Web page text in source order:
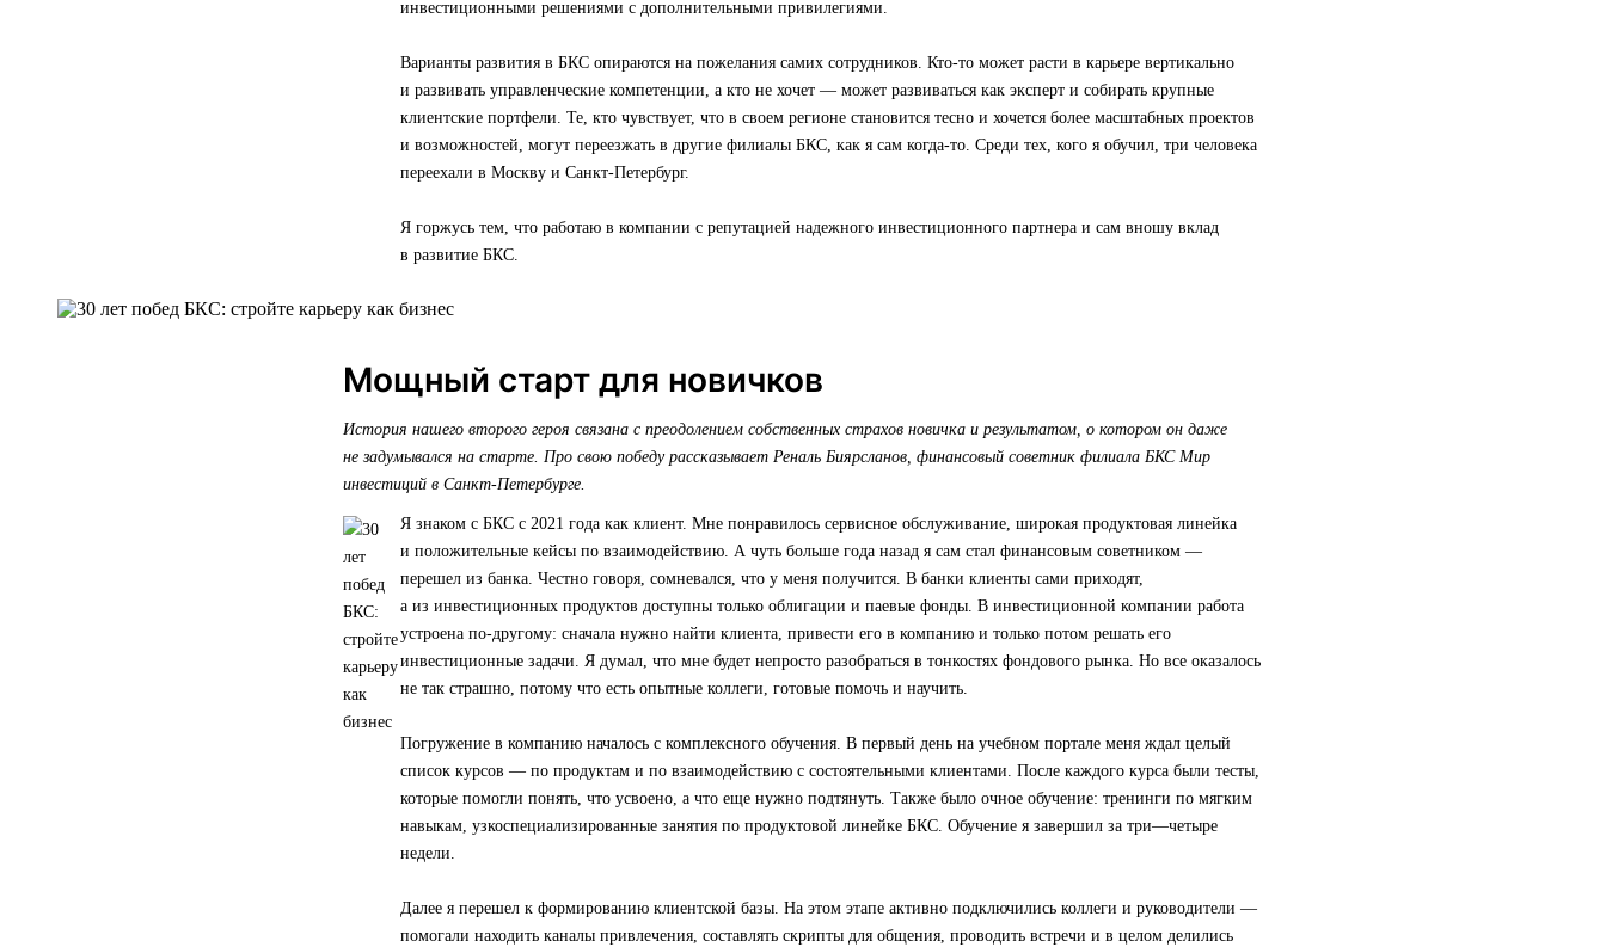
инвестиционными решениями с дополнительными привилегиями.
Варианты развития в БКС опираются на пожелания самих сотрудников. Кто-то может расти в карьере вертикально
и развивать управленческие компетенции, а кто не хочет — может развиваться как эксперт и собирать крупные
клиентские портфели. Те, кто чувствует, что в своем регионе становится тесно и хочется более масштабных проектов
и возможностей, могут переезжать в другие филиалы БКС, как я сам когда-то. Среди тех, кого я обучил, три человека
переехали в Москву и Санкт-Петербург.
Я горжусь тем, что работаю в компании с репутацией надежного инвестиционного партнера и сам вношу вклад
в развитие БКС.
Мощный старт для новичков
История нашего второго героя связана с преодолением собственных страхов новичка и результатом, о котором он даже
не задумывался на старте. Про свою победу рассказывает Реналь Биярсланов, финансовый советник филиала БКС Мир
инвестиций в Санкт-Петербурге.
Я знаком с БКС с 2021 года как клиент. Мне понравилось сервисное обслуживание, широкая продуктовая линейка
и положительные кейсы по взаимодействию. А чуть больше года назад я сам стал финансовым советником —
перешел из банка. Честно говоря, сомневался, что у меня получится. В банки клиенты сами приходят,
а из инвестиционных продуктов доступны только облигации и паевые фонды. В инвестиционной компании работа
устроена по-другому: сначала нужно найти клиента, привести его в компанию и только потом решать его
инвестиционные задачи. Я думал, что мне будет непросто разобраться в тонкостях фондового рынка. Но все оказалось
не так страшно, потому что есть опытные коллеги, готовые помочь и научить.
Погружение в компанию началось с комплексного обучения. В первый день на учебном портале меня ждал целый
список курсов — по продуктам и по взаимодействию с состоятельными клиентами. После каждого курса были тесты,
которые помогли понять, что усвоено, а что еще нужно подтянуть. Также было очное обучение: тренинги по мягким
навыкам, узкоспециализированные занятия по продуктовой линейке БКС. Обучение я завершил за три—четыре
недели.
Далее я перешел к формированию клиентской базы. На этом этапе активно подключились коллеги и руководители —
помогали находить каналы привлечения, составлять скрипты для общения, проводить встречи и в целом делились